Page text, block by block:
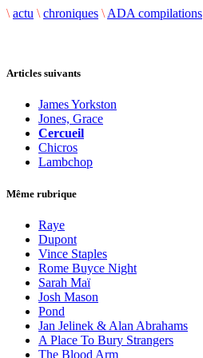
\ actu \ chroniques \ ADA compilations
Articles suivants
James Yorkston
Jones, Grace
Cercueil
Chicros
Lambchop
Même rubrique
Raye
Dupont
Vince Staples
Rome Buyce Night
Sarah Maï
Josh Mason
Pond
Jan Jelinek & Alan Abrahams
A Place To Bury Strangers
The Blood Arm